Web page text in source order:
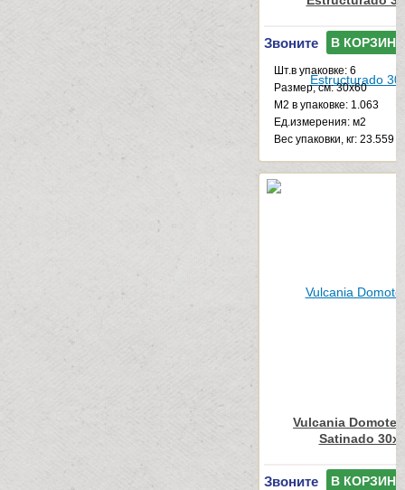
Звоните В КОРЗИНУ
Шт.в упаковке: 6
Размер, см: 30x60
М2 в упаковке: 1.063
Ед.измерения: м2
Веc упаковки, кг: 23.559
Vulcania
Satinado
Звоните В КОРЗИНУ